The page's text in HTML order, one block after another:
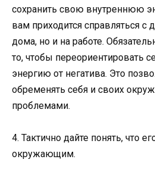
сохранить свою внутреннюю
вам приходится справляться с
дома, но и на работе.
то, чтобы переориентировать
энергию от негатива. Это
обременять себя и своих
проблемами.
4. Тактично дайте понять, что
окружающим.